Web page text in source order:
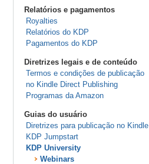
Relatórios e pagamentos
Royalties
Relatórios do KDP
Pagamentos do KDP
Diretrizes legais e de conteúdo
Termos e condições de publicação
no Kindle Direct Publishing
Programas da Amazon
Guias do usuário
Diretrizes para publicação no Kindle
KDP Jumpstart
KDP University
Webinars